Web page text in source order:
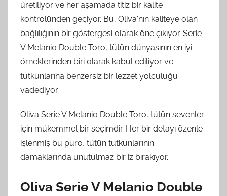
üretiliyor ve her aşamada titiz bir kalite
kontrolünden geçiyor. Bu, Oliva'nın kaliteye olan
bağlılığının bir göstergesi olarak öne çıkıyor. Serie
V Melanio Double Toro, tütün dünyasının en iyi
örneklerinden biri olarak kabul ediliyor ve
tutkunlarına benzersiz bir lezzet yolculuğu
vadediyor.
Oliva Serie V Melanio Double Toro, tütün sevenler
için mükemmel bir seçimdir. Her bir detayı özenle
işlenmiş bu puro, tütün tutkunlarının
damaklarında unutulmaz bir iz bırakıyor.
Oliva Serie V Melanio Double